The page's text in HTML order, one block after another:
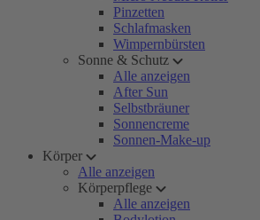
Pinzetten
Schlafmasken
Wimpernbürsten
Sonne & Schutz
Alle anzeigen
After Sun
Selbstbräuner
Sonnencreme
Sonnen-Make-up
Körper
Alle anzeigen
Körperpflege
Alle anzeigen